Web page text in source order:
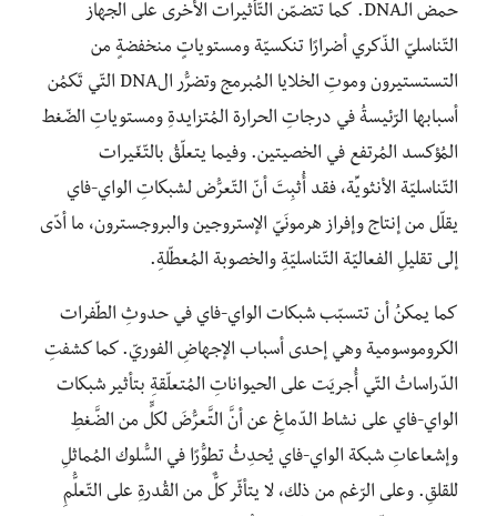
حمض الـDNA. كما تتضمّن التّأثيرات الأُخرى على الجهاز
التّناسليّ الذّكري أضرارًا تنكسيّة ومستوياتٍ منخفضةٍ من
التستستيرون وموتِ الخلايا المُبرمج وتضرُّر الDNA التّي تَكمُن
أسبابها الرّئيسةُ في درجاتِ الحرارة المُتزايدةِ ومستوياتِ الضّغط
المُؤكسد المُرتفع في الخصيتين. وفيما يتعلّقُ بالتّغّيرات
التّناسليّة الأنثويِّة، فقد أُثبِتَ أنّ التّعرُّض لشبكاتِ الواي-فاي
يقلّل من إنتاج وإفراز هرمونَيّ الإستروجين والبروجسترون، ما أدّى
إلى تقليلِ الفعاليّة التّناسليّةِ والخصوبة المُعطّلةِ.
كما يمكنُ أن تتسبّب شبكات الواي-فاي في حدوثِ الطّفرات
الكروموسومية وهي إحدى أسباب الإجهاضِ الفوريّ. كما كشفتِ
الدّراساتُ التّي أُجريَت على الحيواناتِ المُتعلّقةِ بتأثير شبكات
الواي-فاي على نشاط الدّماغِ عن أنَّ التَّعرُّضَ لكلٍّ من الضَّغطِ
وإشعاعاتِ شبكة الواي-فاي يُحدِثُ تطوُّرًا في السُّلوك المُماثلِ
للقلقِ. وعلى الرّغم من ذلك، لا يتأثّر كلٌّ من القُدرةِ على التّعلُّمِ